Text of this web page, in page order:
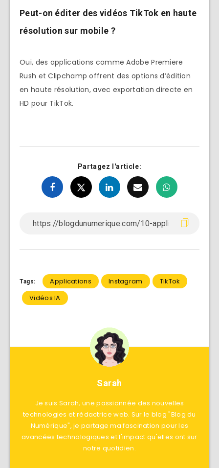
Peut-on éditer des vidéos TikTok en haute
résolution sur mobile ?
Oui, des applications comme Adobe Premiere
Rush et Clipchamp offrent des options d’édition
en haute résolution, avec exportation directe en
HD pour TikTok.
Partagez l'article:
Tags: Applications Instagram
TikTok
Vidéos IA
Sarah
Je suis Sarah, une passionnée des nouvelles
technologies et rédactrice web. Sur le blog "Blog du
Numérique", je partage ma fascination pour les
avancées technologiques et l'impact qu'elles ont sur
notre quotidien.